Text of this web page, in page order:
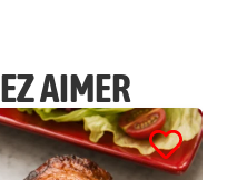
AIMER